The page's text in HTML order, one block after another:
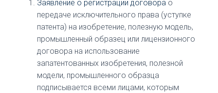
Заявление о регистрации договорао
передаче исключительного права (уступке
патента) на изобретение, полезную модель,
промышленный образец или лицензионного
договора на использование
запатентованных изобретения, полезной
модели, промышленного образца
подписывается всеми лицами, которым